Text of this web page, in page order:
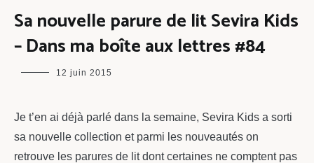
Sa nouvelle parure de lit Sevira Kids
– Dans ma boîte aux lettres #84
maman
12 juin 2015
Je t’en ai déjà parlé dans la semaine, Sevira Kids a sorti
sa nouvelle collection et parmi les nouveautés on
retrouve les parures de lit dont certaines ne comptent pas